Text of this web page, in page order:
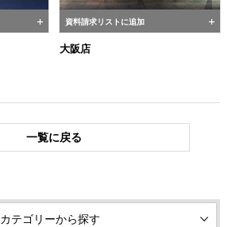
資料請求リストに追加
大阪店
一覧に戻る
カテゴリーから探す